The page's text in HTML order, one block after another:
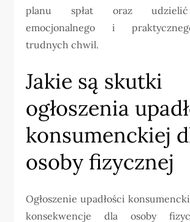
planu spłat oraz udzielić
emocjonalnego i
trudnych chwil.
Jakie są skutki
ogłoszenia
konsumenckiej
osoby fizycznej
Ogłoszenie upadłości
konsekwencje dla osoby